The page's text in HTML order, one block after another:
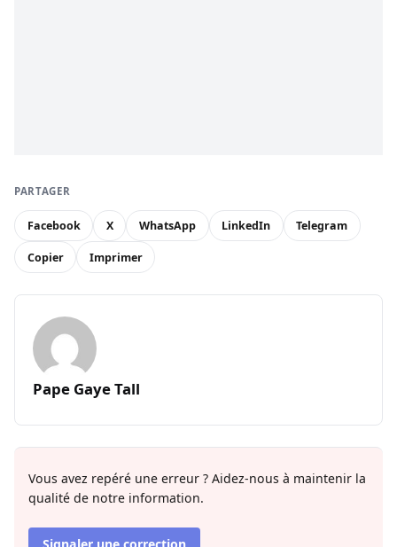
PARTAGER
Facebook X WhatsApp LinkedIn Telegram
Copier Imprimer
Pape Gaye Tall
Vous avez repéré une erreur ? Aidez-nous à maintenir la
qualité de notre information.